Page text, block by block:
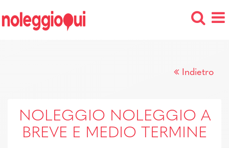
Indietro
NOLEGGIO NOLEGGIO A
BREVE E MEDIO TERMINE